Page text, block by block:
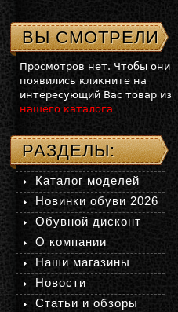
ВЫ СМОТРЕЛИ
Просмотров нет. Чтобы они
появились кликните на
интересующий Вас товар из
нашего каталога
РАЗДЕЛЫ:
Каталог моделей
Новинки обуви 2026
Обувной дисконт
О компании
Наши магазины
Новости
Статьи и обзоры